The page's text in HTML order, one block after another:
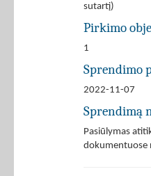
sutartį)
Pirkimo
1
Sprendimo
2022-11-07
Sprendimą
Pasiūlymas
dokumentuose